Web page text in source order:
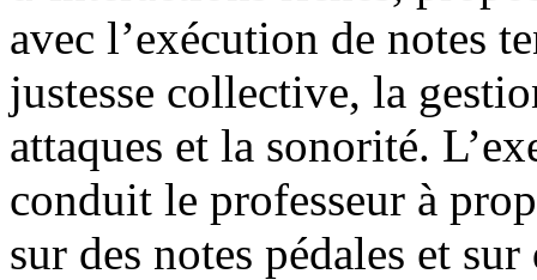
avec l’exécution de notes
justesse collective, la
attaques et la sonorité.
conduit le professeur à
sur des notes pédales et